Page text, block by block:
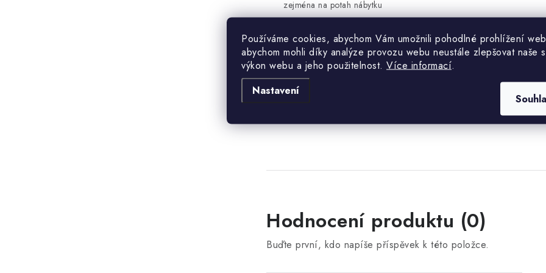
Používáme cookies, abychom Vám umožnili pohodlné prohlížení
abychom mohli díky analýze provozu webu neustále zlepšovat naše
výkon webu a jeho použitelnost. Více informací.
Nastavení
zejména na potah nábytku
Na čalouněné a zboží vyrobené na zakázku dle přání zákazníka
zboží. Bližší informace obdržíte po objednávce e-mailem.
Barvy zobrazené na vašem monitoru se mohou mírně lišit od
různých typů monitorů a jejich kalibrace.
Hodnocení produktu (0)
Buďte první, kdo napíše příspěvek k této položce.